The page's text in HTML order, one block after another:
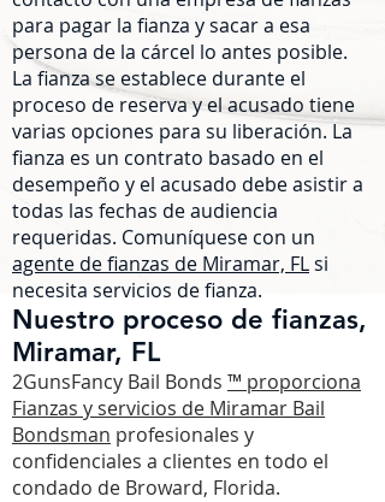
para pagar la fianza y sacar a esa
persona de la cárcel lo antes posible.
La fianza se establece durante el
proceso de reserva y el acusado tiene
varias opciones para su liberación. La
fianza es un contrato basado en el
desempeño y el acusado debe asistir a
todas las fechas de audiencia
requeridas. Comuníquese con un
agente de fianzas de Miramar, FLsi
necesita servicios de fianza.
Nuestro proceso de fianzas,
Miramar, FL
2GunsFancy Bail Bonds ™ proporciona
Fianzas y servicios de Miramar Bail
Bondsman profesionales y
confidenciales a clientes en todo el
condado de Broward, Florida.